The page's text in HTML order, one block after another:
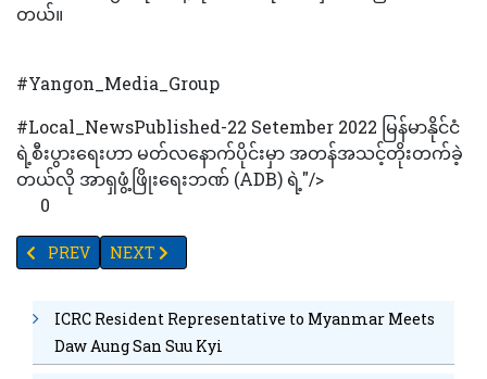
တယ်။
#Yangon_Media_Group
#Local_NewsPublished-22 Setember 2022 မြန်မာနိုင်ငံ
ရဲ့စီးပွားရေးဟာ မတ်လနောက်ပိုင်းမှာ အတန်အသင့်တိုးတက်ခဲ့
တယ်လို အာရှဖွံ့ဖြိုးရေးဘဏ် (ADB) ရဲ့"/>
0
PREVIOUS ARTICLE: TV YANGON TIMES ရဲ့နေ့စဉ်သတင်းအ
PREV NEXT ARTICLE: "အထည်ချုပ်လုပ်ငန်းရှင်တွေအတွက်
NEXT
ICRC Resident Representative to Myanmar Meets
Daw Aung San Suu Kyi